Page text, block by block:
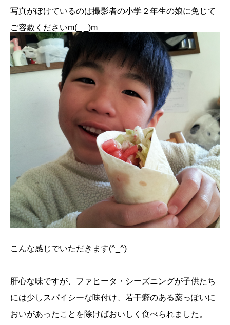
写真がぼけているのは撮影者の小学２年生の娘に免じて
ご容赦くださいm(_ _)m
こんな感じでいただきます(^_^)
肝心な味ですが、ファヒータ・シーズニングが子供たち
には少しスパイシーな味付け、若干癖のある薬っぽいに
おいがあったことを除けばおいしく食べられました。